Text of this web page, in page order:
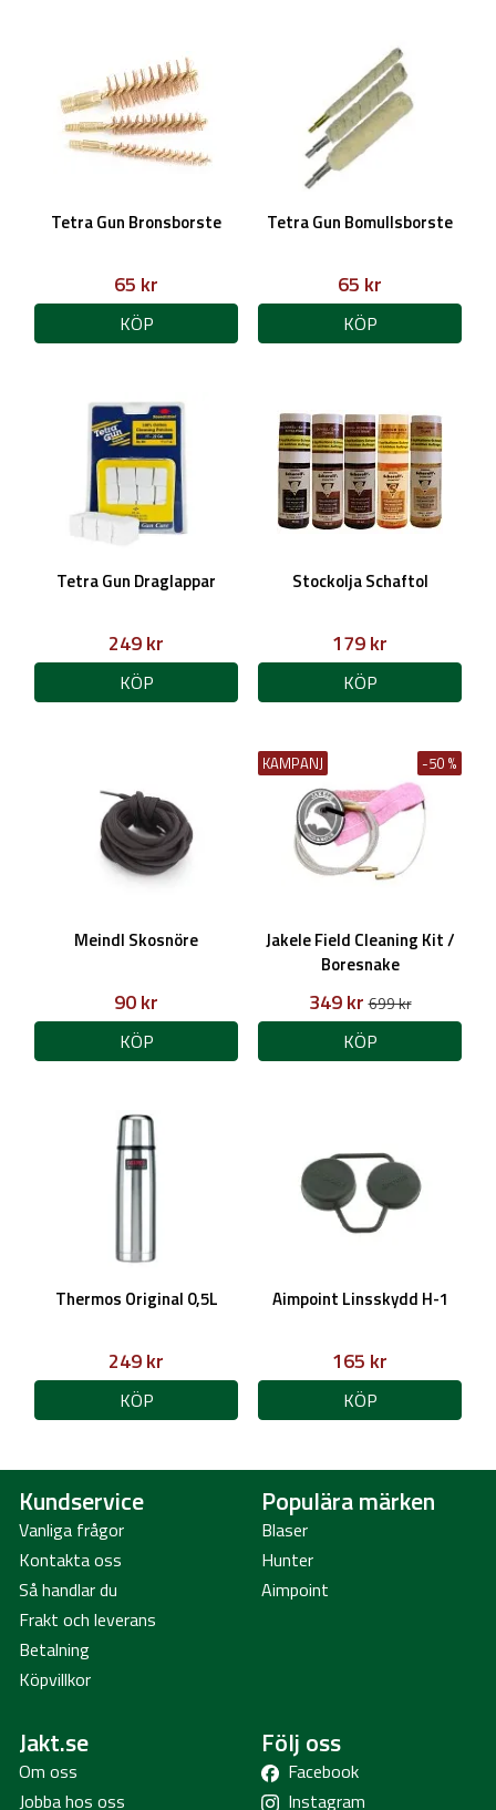
Tetra Gun Bronsborste
65 kr
KÖP
Tetra Gun Bomullsborste
65 kr
KÖP
Tetra Gun Draglappar
249 kr
KÖP
Stockolja Schaftol
179 kr
KÖP
Meindl Skosnöre
90 kr
KÖP
KAMPANJ -50 %
Jakele Field Cleaning Kit /
Boresnake
349 kr699 kr
KÖP
Thermos Original 0,5L
249 kr
KÖP
Aimpoint Linsskydd H-1
165 kr
KÖP
Kundservice
Vanliga frågor
Kontakta oss
Så handlar du
Frakt och leverans
Betalning
Köpvillkor
Populära märken
Blaser
Hunter
Aimpoint
Jakt.se
Om oss
Jobba hos oss
Följ oss
Facebook
Instagram